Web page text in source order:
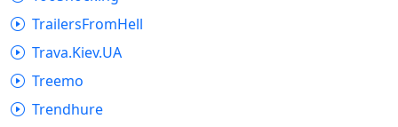
TrailersFromHell
Trava.Kiev.UA
Treemo
Trendhure